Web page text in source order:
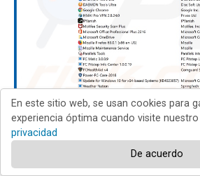
En la ventana de desinstalación
cualquier aplicación sospechosa
En este sitio web, se usan cookies para
experiencia óptima cuando visite
privacidad
De acuerdo